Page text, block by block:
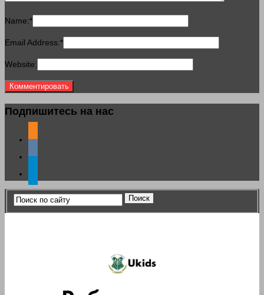
Name:*
Email Address:*
Website:
Подпишитесь на нас